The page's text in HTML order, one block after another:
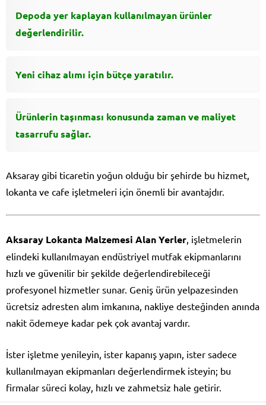
Depoda yer kaplayan kullanılmayan ürünler
değerlendirilir.
Yeni cihaz alımı için bütçe yaratılır.
Ürünlerin taşınması konusunda zaman ve maliyet
tasarrufu sağlar.
Aksaray gibi ticaretin yoğun olduğu bir şehirde bu hizmet,
lokanta ve cafe işletmeleri için önemli bir avantajdır.
Aksaray Lokanta Malzemesi Alan Yerler, işletmelerin
elindeki kullanılmayan endüstriyel mutfak ekipmanlarını
hızlı ve güvenilir bir şekilde değerlendirebileceği
profesyonel hizmetler sunar. Geniş ürün yelpazesinden
ücretsiz adresten alım imkanına, nakliye desteğinden anında
nakit ödemeye kadar pek çok avantaj vardır.
İster işletme yenileyin, ister kapanış yapın, ister sadece
kullanılmayan ekipmanları değerlendirmek isteyin; bu
firmalar süreci kolay, hızlı ve zahmetsiz hale getirir.